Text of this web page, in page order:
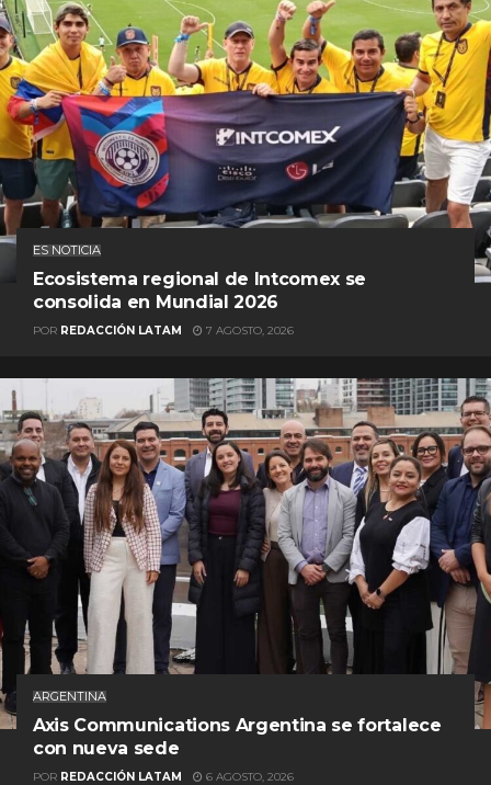
ES NOTICIA
Ecosistema regional de Intcomex se
consolida en Mundial 2026
POR REDACCIÓN LATAM 7 AGOSTO, 2026
ARGENTINA
Axis Communications Argentina se fortalece
con nueva sede
POR REDACCIÓN LATAM 6 AGOSTO, 2026